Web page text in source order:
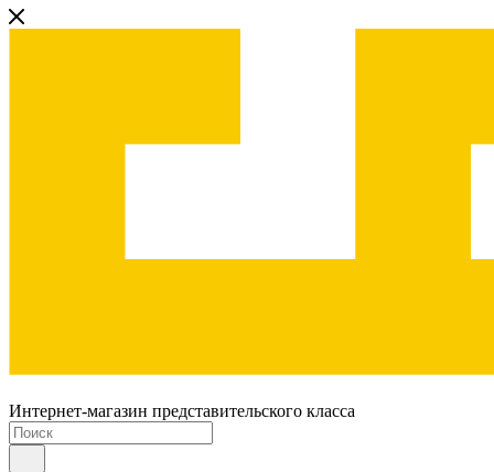
Интернет-магазин представительского класса